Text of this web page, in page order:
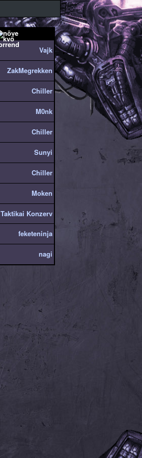
Vajk
ZakMegrekken
Chiller
M0nk
Chiller
Sunyi
Chiller
Moken
Taktikai Konzerv
feketeninja
nagi